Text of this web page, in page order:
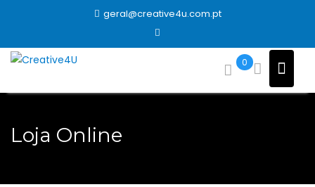
geral@creative4u.com.pt
0
Loja Online